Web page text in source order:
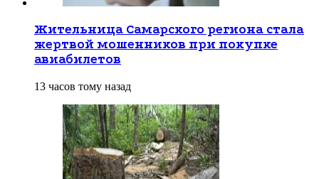
Жительница Самарского региона стала
жертвой мошенников при покупке
авиабилетов
13 часов тому назад